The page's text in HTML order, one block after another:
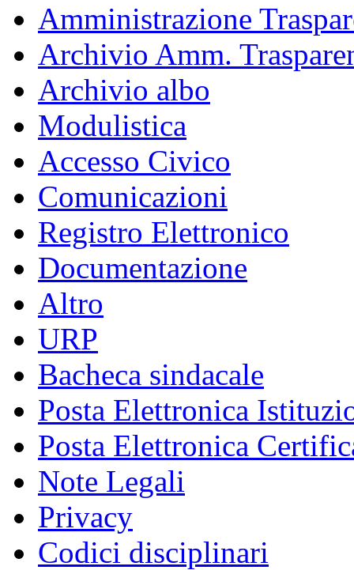
Amministrazione
Archivio Amm.
Archivio albo
Modulistica
Accesso Civico
Comunicazioni
Registro Elettronico
Documentazione
Altro
URP
Bacheca sindacale
Posta Elettronica
Posta Elettronica
Note Legali
Privacy
Codici disciplinari